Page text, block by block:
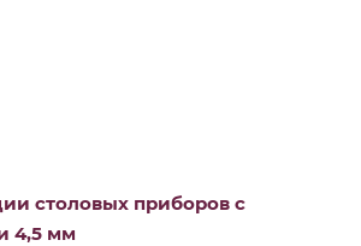
столовых приборов с
4,5 мм